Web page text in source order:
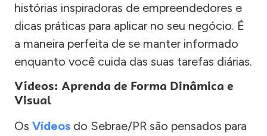
histórias inspiradoras de empreendedores e
dicas práticas para aplicar no seu negócio. É
a maneira perfeita de se manter informado
enquanto você cuida das suas tarefas diárias.
Vídeos: Aprenda de Forma Dinâmica e
Visual
Os Vídeos do Sebrae/PR são pensados para